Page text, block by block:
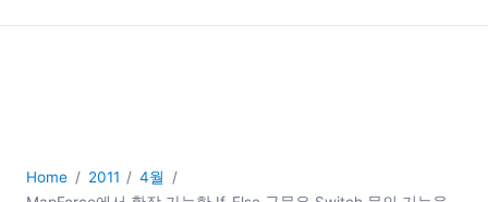
12
Home 2011
4월